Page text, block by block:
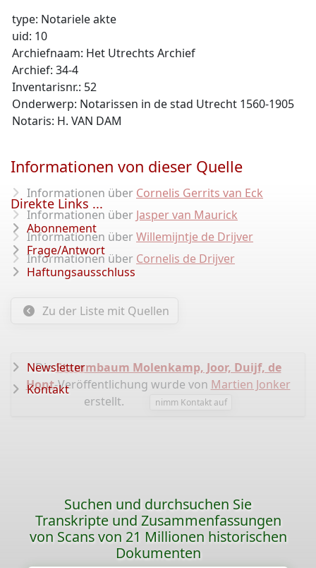
type: Notariele akte
uid: 10
Archiefnaam: Het Utrechts Archief
Archief: 34-4
Inventarisnr.: 52
Onderwerp: Notarissen in de stad Utrecht 1560-1905
Notaris: H. VAN DAM
Informationen von dieser Quelle
Informationen über Cornelis Gerrits van Eck
Informationen über Jasper van Maurick
Informationen überWillemijntje de Drijver
Informationen über Cornelis de Drijver
Zu der Liste mit Quellen
DieStammbaum Molenkamp, ​​​​Joor, Duijf, de
Hont-Veröffentlichung wurde von Martien Jonker
erstellt.
nimm Kontakt auf
Direkte Links ...
Abonnement
Frage/Antwort
Haftungsausschluss
Newsletter
Kontakt
Suchen und durchsuchen Sie
Transkripte und Zusammenfassungen
von Scans von 21 Millionen historischen
Dokumenten